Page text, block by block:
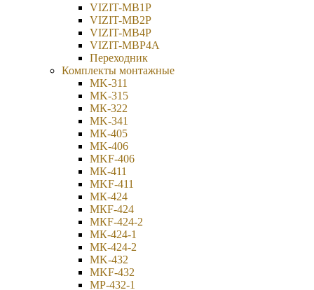
VIZIT-MB1P
VIZIT-MB2Р
VIZIT-MB4P
VIZIT-МВP4A
Переходник
Комплекты монтажные
MK-311
MK-315
МК-322
MK-341
МК-405
MK-406
MKF-406
МК-411
MKF-411
МК-424
МКF-424
МКF-424-2
МК-424-1
МК-424-2
MK-432
MKF-432
МР-432-1